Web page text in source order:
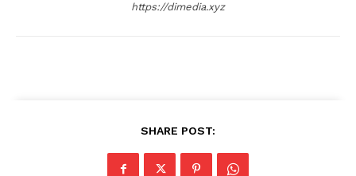
https://dimedia.xyz
SHARE POST: